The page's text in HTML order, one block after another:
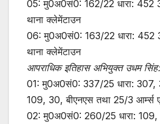
05: मु0अ0सं0: 162/22 धारा: 452
थाना क्लेमेंटाउन
06: मु0अ0सं0: 163/22 धारा: 452
थाना क्लेमेंटाउन
आपराधिक इतिहास अभियुक्त उधम सिंह:
01: मु0अ0सं0: 337/25 धारा:
109, 30, बीएनएस तथा 25/3 आर्म्स
02: मु0अ0सं0: 260/25 धारा: